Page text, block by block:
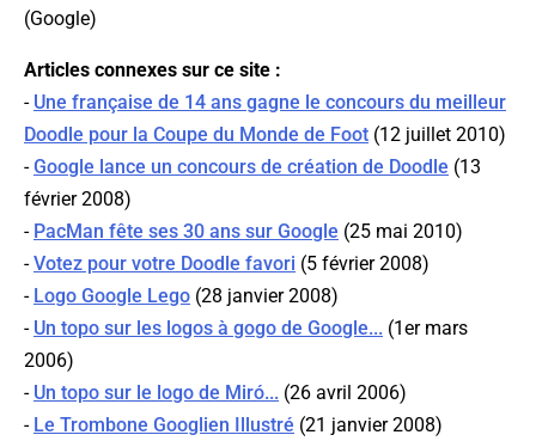
(Google)
Articles connexes sur ce site :
- Une française de 14 ans gagne le concours du meilleur
Doodle pour la Coupe du Monde de Foot (12 juillet 2010)
-Google lance un concours de création de Doodle (13
février 2008)
- PacMan fête ses 30 ans sur Google (25 mai 2010)
-Votez pour votre Doodle favori (5 février 2008)
- Logo Google Lego (28 janvier 2008)
- Un topo sur les logos à gogo de Google... (1er mars
2006)
- Un topo sur le logo de Miró... (26 avril 2006)
- Le Trombone Googlien Illustré (21 janvier 2008)